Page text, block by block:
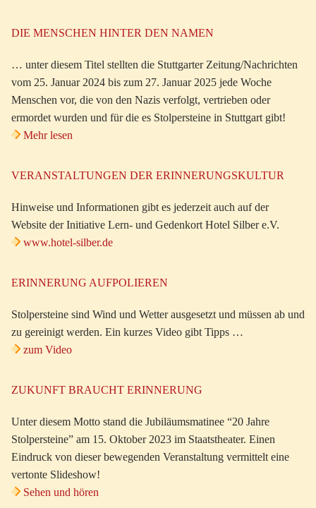
DIE MENSCHEN HINTER DEN NAMEN
… unter diesem Titel stellten die Stuttgarter Zeitung/Nachrichten
vom 25. Januar 2024 bis zum 27. Januar 2025 jede Woche
Menschen vor, die von den Nazis verfolgt, vertrieben oder
ermordet wurden und für die es Stolpersteine in Stuttgart gibt!
Mehr lesen
VERANSTALTUNGEN DER ERINNERUNGSKULTUR
Hinweise und Informationen gibt es jederzeit auch auf der
Website der Initiative Lern- und Gedenkort Hotel Silber e.V.
www.hotel-silber.de
ERINNERUNG AUFPOLIEREN
Stolpersteine sind Wind und Wetter ausgesetzt und müssen ab und
zu gereinigt werden. Ein kurzes Video gibt Tipps …
zum Video
ZUKUNFT BRAUCHT ERINNERUNG
Unter diesem Motto stand die Jubiläumsmatinee “20 Jahre
Stolpersteine” am 15. Oktober 2023 im Staatstheater. Einen
Eindruck von dieser bewegenden Veranstaltung vermittelt eine
vertonte Slideshow!
Sehen und hören